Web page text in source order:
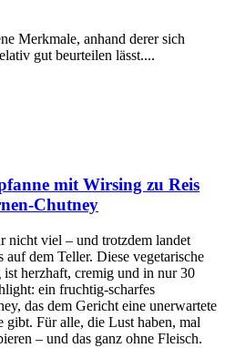
Merkmale, anhand derer sich
gut beurteilen lässt....
mit Wirsing zu Reis
Chutney
nicht viel – und trotzdem landet
auf dem Teller. Diese vegetarische
herzhaft, cremig und in nur 30
ein fruchtig-scharfes
das dem Gericht eine unerwartete
gibt. Für alle, die Lust haben, mal
– und das ganz ohne Fleisch.